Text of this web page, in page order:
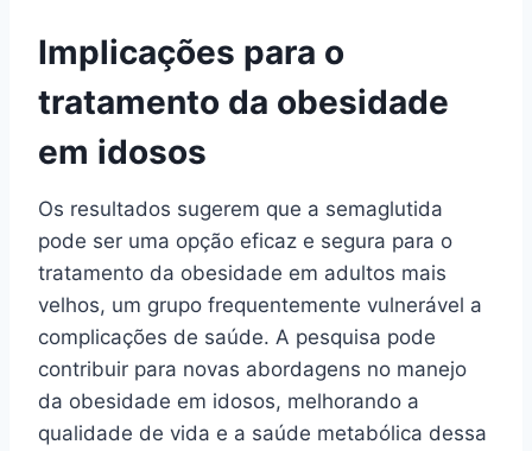
Implicações para o
tratamento da obesidade
em idosos
Os resultados sugerem que a semaglutida
pode ser uma opção eficaz e segura para o
tratamento da obesidade em adultos mais
velhos, um grupo frequentemente vulnerável a
complicações de saúde. A pesquisa pode
contribuir para novas abordagens no manejo
da obesidade em idosos, melhorando a
qualidade de vida e a saúde metabólica dessa